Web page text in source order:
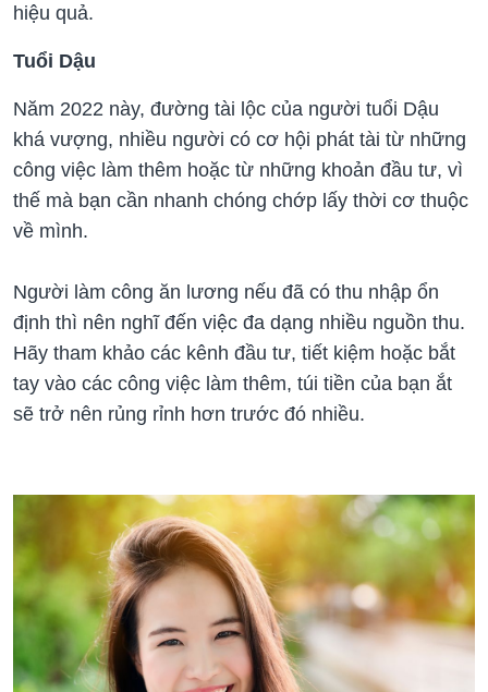
hiệu quả.
Tuổi Dậu
Năm 2022 này, đường tài lộc của người tuổi Dậu
khá vượng, nhiều người có cơ hội phát tài từ những
công việc làm thêm hoặc từ những khoản đầu tư, vì
thế mà bạn cần nhanh chóng chớp lấy thời cơ thuộc
về mình.
Người làm công ăn lương nếu đã có thu nhập ổn
định thì nên nghĩ đến việc đa dạng nhiều nguồn thu.
Hãy tham khảo các kênh đầu tư, tiết kiệm hoặc bắt
tay vào các công việc làm thêm, túi tiền của bạn ắt
sẽ trở nên rủng rỉnh hơn trước đó nhiều.